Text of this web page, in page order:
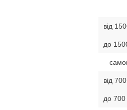
від
до
від
до 700